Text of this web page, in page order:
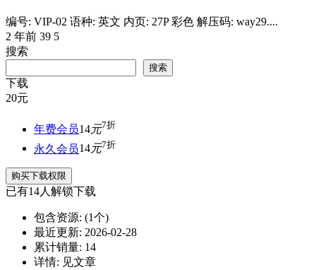
编号: VIP-02 语种: 英文 内页: 27P 彩色 解压码: way29....
2 年前 39 5
搜索
搜索
下载
20元
年费会员14元7折
永久会员14元7折
购买下载权限
已有14人解锁下载
包含资源: (1个)
最近更新: 2026-02-28
累计销量: 14
详情: 见文章